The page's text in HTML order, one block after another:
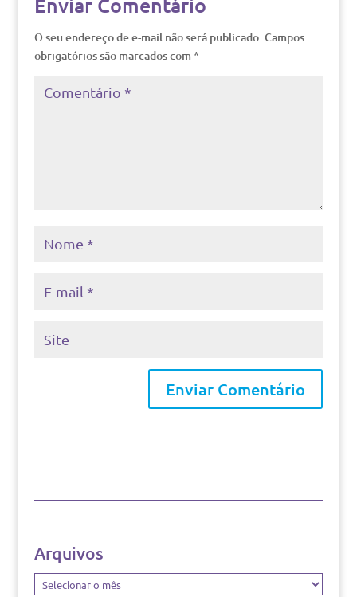
O seu endereço de e-mail não será publicado. Campos
obrigatórios são marcados com *
Arquivos
Arquivos